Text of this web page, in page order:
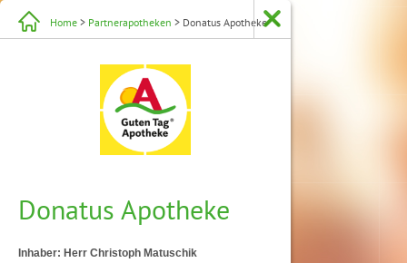
Home > Partnerapotheken > Donatus Apotheke
Donatus Apotheke
Inhaber: Herr Christoph Matuschik